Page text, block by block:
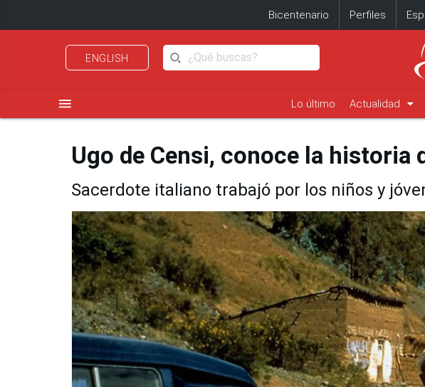
Bicentenario Perfiles
ENGLISH
menu Lo último Actualidad arrow_drop_down
Ugo de Censi, conoce la historia
Sacerdote italiano trabajó por los niños y